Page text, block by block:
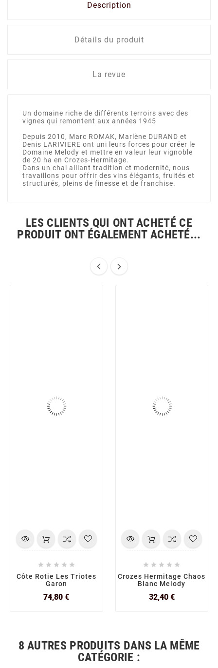
Description
Détails du produit
La revue
Un domaine riche de différents terroirs avec des
vignes qui remontent aux années 1945
Depuis 2010, Marc ROMAK, Marlène DURAND et
Denis LARIVIERE ont uni leurs forces pour créer le
Domaine Melody et mettre en valeur leur vignoble
de 20 ha en Crozes-Hermitage.
Dans un chai alliant tradition et modernité, nous
travaillons pour offrir des vins élégants, fruités et
structurés, pleins de finesse et de franchise.
LES CLIENTS QUI ONT ACHETÉ CE
PRODUIT ONT ÉGALEMENT ACHETÉ...
 
    
Côte Rotie Les Triotes
Garon
74,80 €Prix
    
Crozes Hermitage Chaos
Blanc Melody
32,40 €Prix
8 AUTRES PRODUITS DANS LA MÊME
CATÉGORIE :